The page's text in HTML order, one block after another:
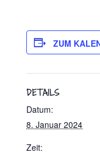
ZUM
DETAILS
Datum:
8. Januar 2024
Zeit: